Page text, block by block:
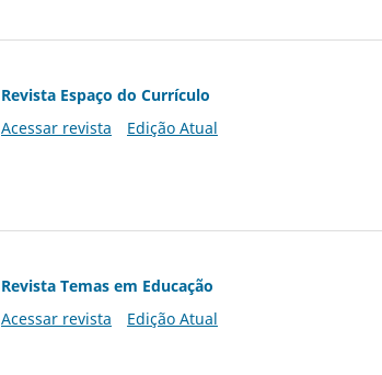
Revista Espaço do Currículo
Acessar revista
Edição Atual
Revista Temas em Educação
Acessar revista
Edição Atual